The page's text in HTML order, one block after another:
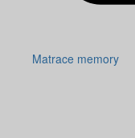
Matrace memory